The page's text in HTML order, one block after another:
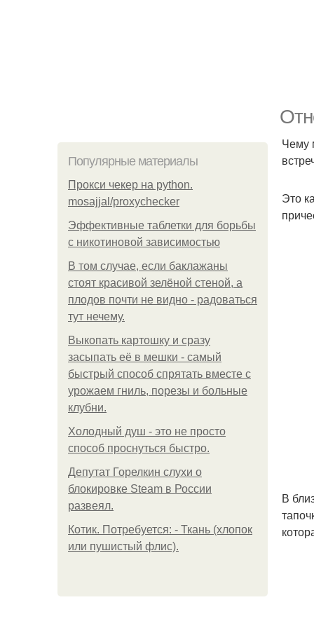
Популярные материалы
Прокси чекер на python.
mosajjal/proxychecker
Эффективные таблетки для борьбы
с никотиновой зависимостью
В том случае, если баклажаны
стоят красивой зелёной стеной, а
плодов почти не видно - радоваться
тут нечему.
Выкопать картошку и сразу
засыпать её в мешки - самый
быстрый способ спрятать вместе с
урожаем гниль, порезы и больные
клубни.
Холодный душ - это не просто
способ проснуться быстро.
Депутат Горелкин слухи о
блокировке Steam в России
развеял.
Котик. Потребуется: - Ткань (хлопок
или пушистый флис).
Чему
Это
В